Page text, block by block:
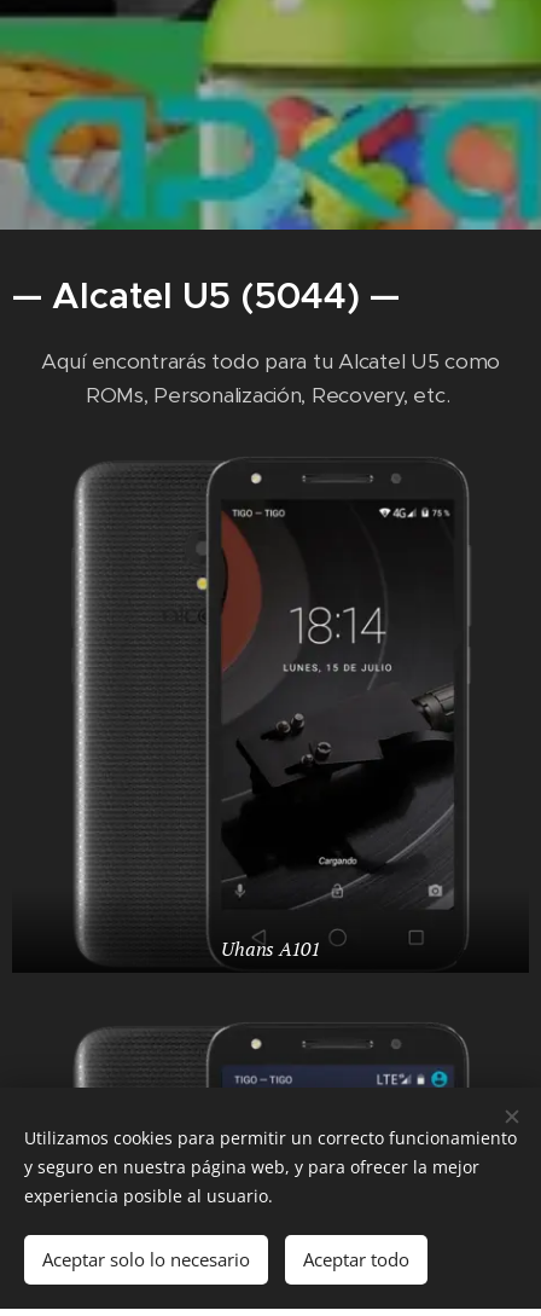
— Alcatel U5 (5044) —
Aquí encontrarás todo para tu Alcatel U5 como
ROMs, Personalización, Recovery, etc.
Uhans A101
¡Crea tu página web gratis! Comenzar
Utilizamos cookies para permitir un correcto funcionamiento
y seguro en nuestra página web, y para ofrecer la mejor
experiencia posible al usuario.
Aceptar solo lo necesario Aceptar todo